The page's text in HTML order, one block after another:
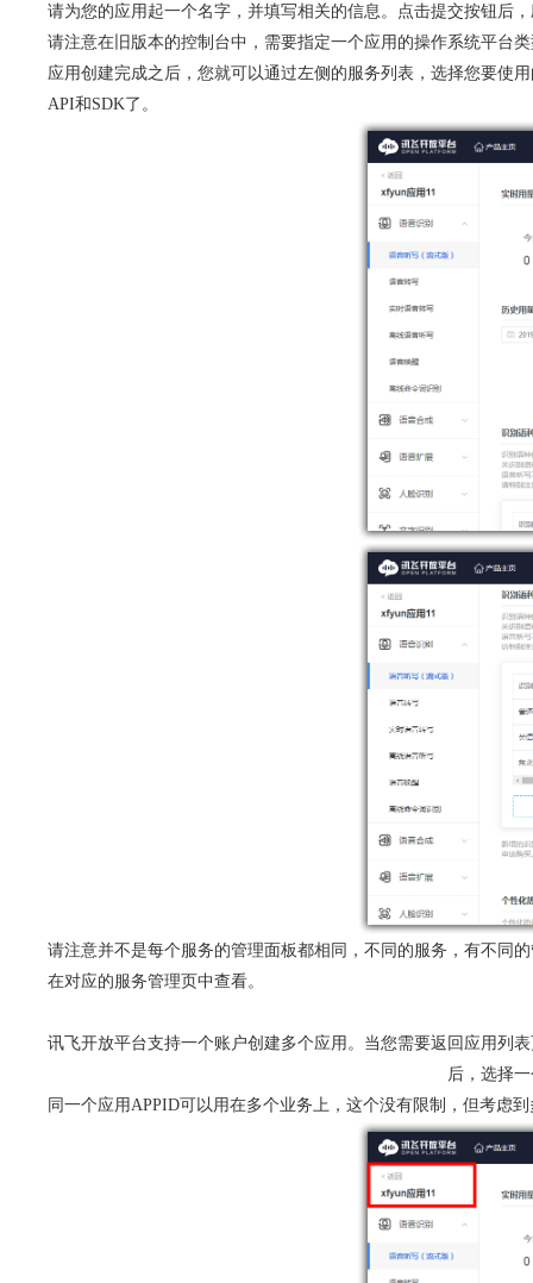
请为您的应用起一个名字，并填写相关的信息。点击提交按钮后
请注意在旧版本的控制台中，需要指定一个应用的操作系统平台
应用创建完成之后，您就可以通过左侧的服务列表，选择您要使
API和SDK了。
请注意并不是每个服务的管理面板都相同，不同的服务，有不同
在对应的服务管理页中查看。
讯飞开放平台支持一个账户创建多个应用。当您需要返回应用列
后，选择
同一个应用APPID可以用在多个业务上，这个没有限制，但考虑